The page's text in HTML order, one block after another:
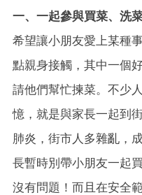
一、一起參與買菜、洗
希望讓小朋友愛上某種
點親身接觸，其中一個
請他們幫忙揀菜。不少
憶，就是與家長一起到
肺炎，街市人多雜亂，
長暫時別帶小朋友一起
沒有問題！而且在安全